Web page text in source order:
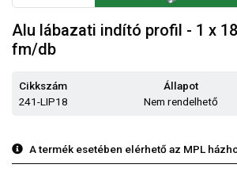
Alu lábazati indító profil - 1 x
fm/db
Cikkszám
241-LIP18
Állapot
Nem rendelhető
A termék esetében elérhető az MPL